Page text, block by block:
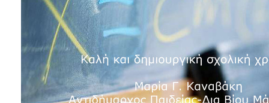
2015
2013
2012
2011
2010
2006